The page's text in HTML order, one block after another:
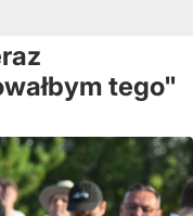
tego"